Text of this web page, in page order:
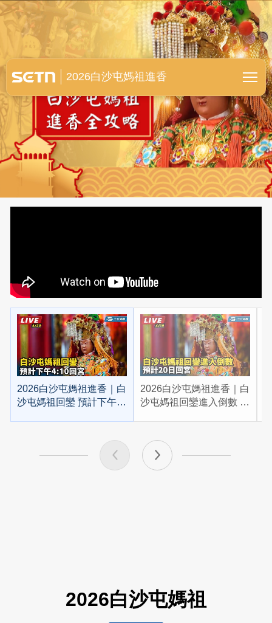
白沙屯媽祖進香全紀錄
2026白沙屯媽祖進香
2026白沙屯媽祖進香｜白
沙屯媽祖回鑾 預計下午
2026白沙屯媽祖進香｜白
沙屯媽祖回鑾進入倒數 預
2026白沙屯媽祖